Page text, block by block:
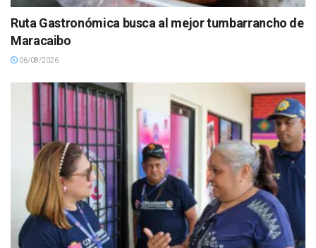
Ruta Gastronómica busca al mejor tumbarrancho de
Maracaibo
06/08/2026